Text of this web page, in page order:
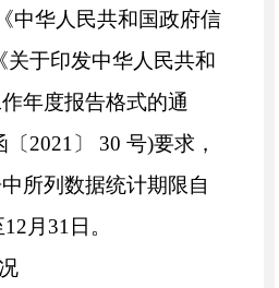
《中华人民共和国政府信
关于印发中华人民共和
年度报告格式的通
2021〕 30 号)要求，
所列数据统计期限自
月31日。